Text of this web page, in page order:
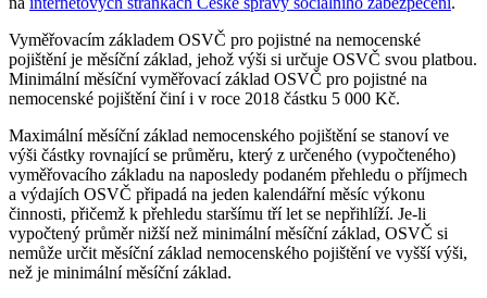
Vyměřovacím základem OSVČ pro pojistné na nemocenské
pojištění je měsíční základ, jehož výši si určuje OSVČ svou platbou.
Minimální měsíční vyměřovací základ OSVČ pro pojistné na
nemocenské pojištění činí i v roce 2018 částku 5 000 Kč.
Maximální měsíční základ nemocenského pojištění se stanoví ve
výši částky rovnající se průměru, který z určeného (vypočteného)
vyměřovacího základu na naposledy podaném přehledu o příjmech
a výdajích OSVČ připadá na jeden kalendářní měsíc výkonu
činnosti, přičemž k přehledu staršímu tří let se nepřihlíží. Je-li
vypočtený průměr nižší než minimální měsíční základ, OSVČ si
nemůže určit měsíční základ nemocenského pojištění ve vyšší výši,
než je minimální měsíční základ.